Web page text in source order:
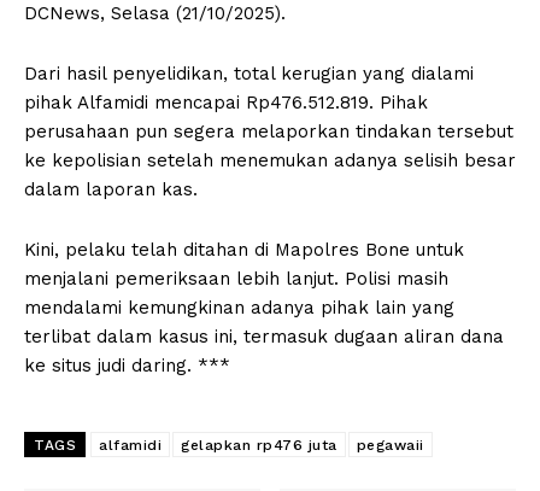
DCNews, Selasa (21/10/2025).
Dari hasil penyelidikan, total kerugian yang dialami
pihak Alfamidi mencapai Rp476.512.819. Pihak
perusahaan pun segera melaporkan tindakan tersebut
ke kepolisian setelah menemukan adanya selisih besar
dalam laporan kas.
Kini, pelaku telah ditahan di Mapolres Bone untuk
menjalani pemeriksaan lebih lanjut. Polisi masih
mendalami kemungkinan adanya pihak lain yang
terlibat dalam kasus ini, termasuk dugaan aliran dana
ke situs judi daring. ***
TAGS alfamidi gelapkan rp476 juta pegawaii